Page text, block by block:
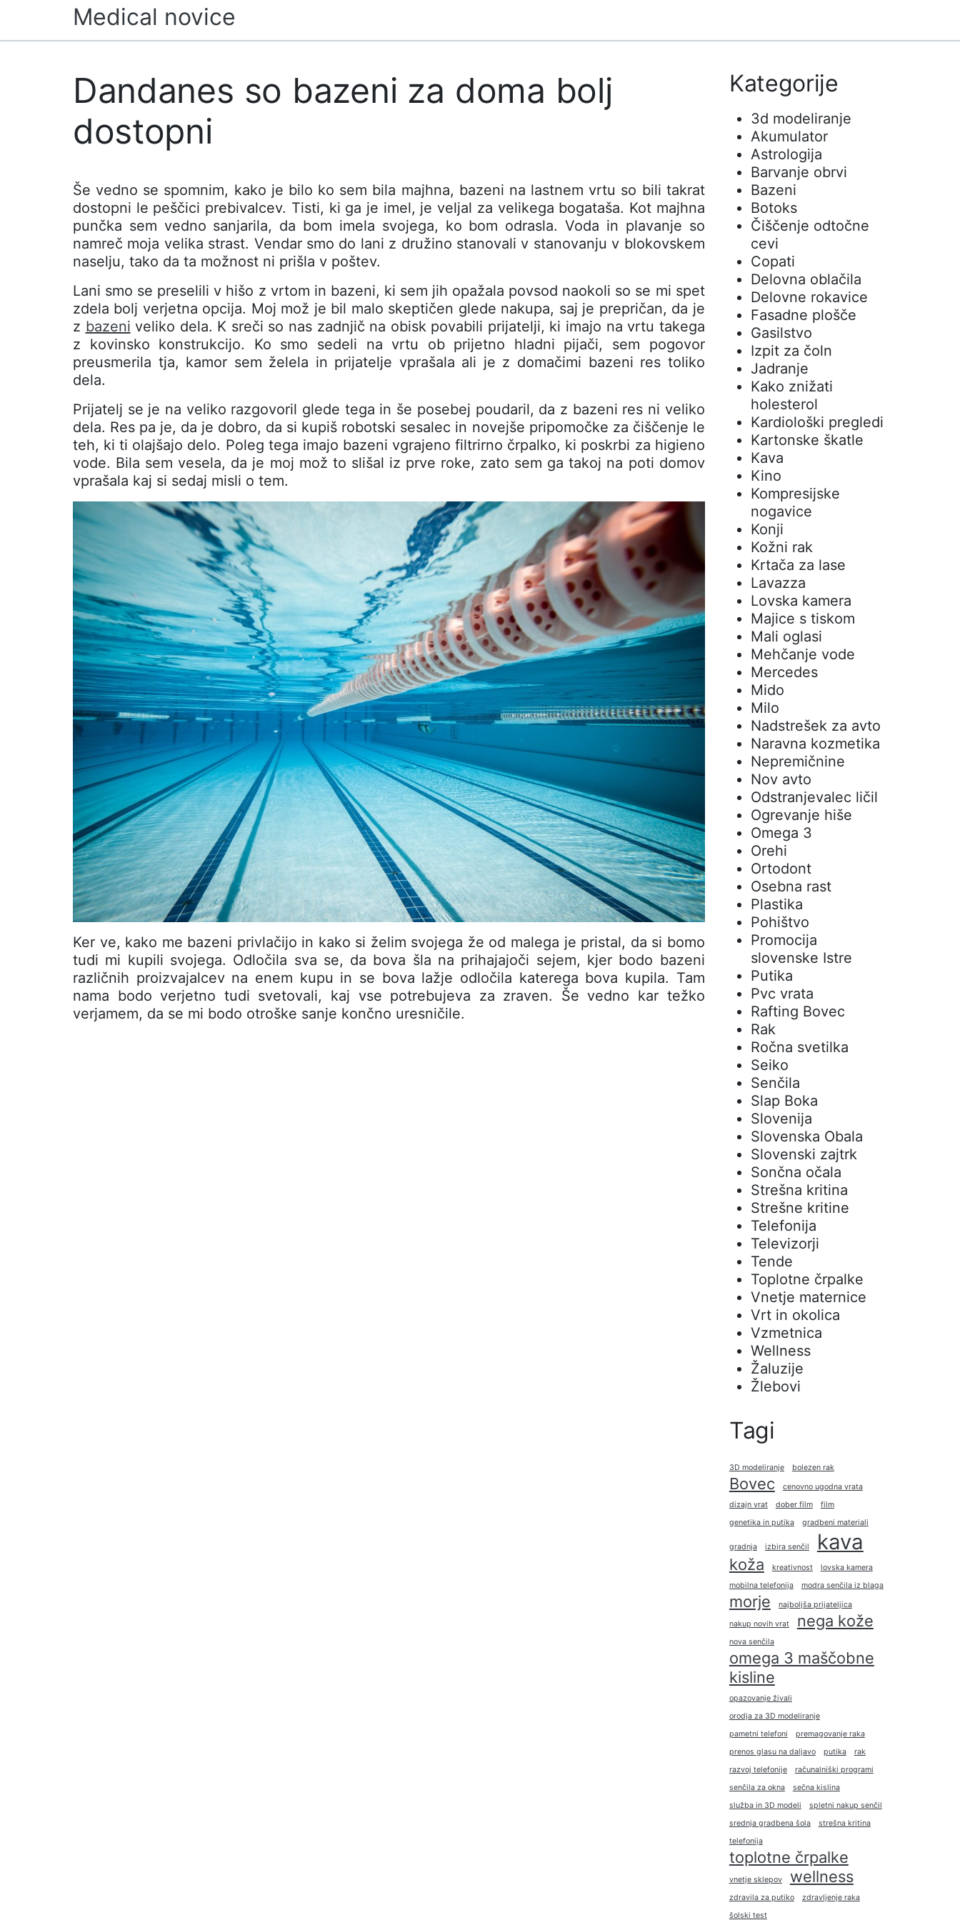
content
Medical novice
Dandanes so bazeni za doma bolj
dostopni
Še vedno se spomnim, kako je bilo ko sem bila majhna, bazeni na lastnem vrtu so bili takrat
dostopni le peščici prebivalcev. Tisti, ki ga je imel, je veljal za velikega bogataša. Kot majhna
punčka sem vedno sanjarila, da bom imela svojega, ko bom odrasla. Voda in plavanje so
namreč moja velika strast. Vendar smo do lani z družino stanovali v stanovanju v blokovskem
naselju, tako da ta možnost ni prišla v poštev.
Lani smo se preselili v hišo z vrtom in bazeni, ki sem jih opažala povsod naokoli so se mi spet
zdela bolj verjetna opcija. Moj mož je bil malo skeptičen glede nakupa, saj je prepričan, da je
z bazeni veliko dela. K sreči so nas zadnjič na obisk povabili prijatelji, ki imajo na vrtu takega
z kovinsko konstrukcijo. Ko smo sedeli na vrtu ob prijetno hladni pijači, sem pogovor
preusmerila tja, kamor sem želela in prijatelje vprašala ali je z domačimi bazeni res toliko
dela.
Prijatelj se je na veliko razgovoril glede tega in še posebej poudaril, da z bazeni res ni veliko
dela. Res pa je, da je dobro, da si kupiš robotski sesalec in novejše pripomočke za čiščenje le
teh, ki ti olajšajo delo. Poleg tega imajo bazeni vgrajeno filtrirno črpalko, ki poskrbi za higieno
vode. Bila sem vesela, da je moj mož to slišal iz prve roke, zato sem ga takoj na poti domov
vprašala kaj si sedaj misli o tem.
Ker ve, kako me bazeni privlačijo in kako si želim svojega že od malega je pristal, da si bomo
tudi mi kupili svojega. Odločila sva se, da bova šla na prihajajoči sejem, kjer bodo bazeni
različnih proizvajalcev na enem kupu in se bova lažje odločila katerega bova kupila. Tam
nama bodo verjetno tudi svetovali, kaj vse potrebujeva za zraven. Še vedno kar težko
verjamem, da se mi bodo otroške sanje končno uresničile.
Kategorije
3d modeliranje
Akumulator
Astrologija
Barvanje obrvi
Bazeni
Botoks
Čiščenje odtočne
cevi
Copati
Delovna oblačila
Delovne rokavice
Fasadne plošče
Gasilstvo
Izpit za čoln
Jadranje
Kako znižati
holesterol
Kardiološki pregledi
Kartonske škatle
Kava
Kino
Kompresijske
nogavice
Konji
Kožni rak
Krtača za lase
Lavazza
Lovska kamera
Majice s tiskom
Mali oglasi
Mehčanje vode
Mercedes
Mido
Milo
Nadstrešek za avto
Naravna kozmetika
Nepremičnine
Nov avto
Odstranjevalec ličil
Ogrevanje hiše
Omega 3
Orehi
Ortodont
Osebna rast
Plastika
Pohištvo
Promocija
slovenske Istre
Putika
Pvc vrata
Rafting Bovec
Rak
Ročna svetilka
Seiko
Senčila
Slap Boka
Slovenija
Slovenska Obala
Slovenski zajtrk
Sončna očala
Strešna kritina
Strešne kritine
Telefonija
Televizorji
Tende
Toplotne črpalke
Vnetje maternice
Vrt in okolica
Vzmetnica
Wellness
Žaluzije
Žlebovi
Tagi
3D modeliranje bolezen rak
Bovec
cenovno ugodna vrata
dizajn vrat
dober film
film
genetika in putika
gradbeni materiali
gradnja izbira senčil kava
koža kreativnost
lovska kamera
mobilna telefonija
modra senčila iz blaga
morje najboljša prijateljica
nakup novih vrat nega kože
nova senčila
omega 3 maščobne
kisline
opazovanje živali
orodja za 3D modeliranje
pametni telefoni
premagovanje raka
prenos glasu na daljavo
putika
rak
razvoj telefonije
računalniški programi
senčila za okna
sečna kislina
služba in 3D modeli
spletni nakup senčil
srednja gradbena šola
strešna kritina
telefonija
toplotne črpalke
vnetje sklepov wellness
zdravila za putiko
zdravljenje raka
šolski test